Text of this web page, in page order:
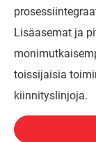
Lisäasemat ja
toissijaisia
kiinnityslinjoja.